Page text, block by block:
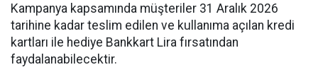
Kampanya kapsamında müşteriler 31 Aralık 2026
tarihine kadar teslim edilen ve kullanıma açılan kredi
kartları ile hediye Bankkart Lira fırsatından
faydalanabilecektir.